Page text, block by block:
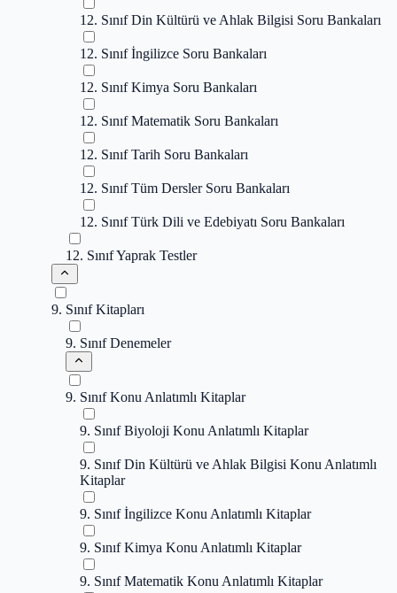
12. Sınıf Din Kültürü ve Ahlak Bilgisi Soru Bankaları
12. Sınıf İngilizce Soru Bankaları
12. Sınıf Kimya Soru Bankaları
12. Sınıf Matematik Soru Bankaları
12. Sınıf Tarih Soru Bankaları
12. Sınıf Tüm Dersler Soru Bankaları
12. Sınıf Türk Dili ve Edebiyatı Soru Bankaları
12. Sınıf Yaprak Testler
9. Sınıf Kitapları
9. Sınıf Denemeler
9. Sınıf Konu Anlatımlı Kitaplar
9. Sınıf Biyoloji Konu Anlatımlı Kitaplar
9. Sınıf Din Kültürü ve Ahlak Bilgisi Konu Anlatımlı
Kitaplar
9. Sınıf İngilizce Konu Anlatımlı Kitaplar
9. Sınıf Kimya Konu Anlatımlı Kitaplar
9. Sınıf Matematik Konu Anlatımlı Kitaplar